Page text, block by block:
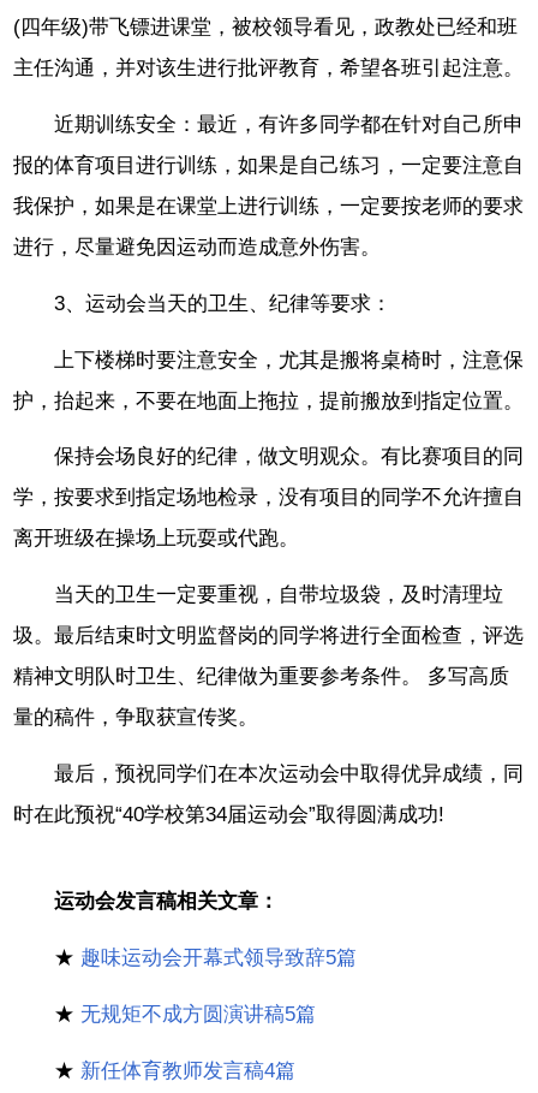
(四年级)带飞镖进课堂，被校领导看见，政教处已经和班
主任沟通，并对该生进行批评教育，希望各班引起注意。
近期训练安全：最近，有许多同学都在针对自己所申
报的体育项目进行训练，如果是自己练习，一定要注意自
我保护，如果是在课堂上进行训练，一定要按老师的要求
进行，尽量避免因运动而造成意外伤害。
3、运动会当天的卫生、纪律等要求：
上下楼梯时要注意安全，尤其是搬将桌椅时，注意保
护，抬起来，不要在地面上拖拉，提前搬放到指定位置。
保持会场良好的纪律，做文明观众。有比赛项目的同
学，按要求到指定场地检录，没有项目的同学不允许擅自
离开班级在操场上玩耍或代跑。
当天的卫生一定要重视，自带垃圾袋，及时清理垃
圾。最后结束时文明监督岗的同学将进行全面检查，评选
精神文明队时卫生、纪律做为重要参考条件。 多写高质
量的稿件，争取获宣传奖。
最后，预祝同学们在本次运动会中取得优异成绩，同
时在此预祝“40学校第34届运动会”取得圆满成功!
运动会发言稿相关文章：
★ 趣味运动会开幕式领导致辞5篇
★无规矩不成方圆演讲稿5篇
★ 新任体育教师发言稿4篇